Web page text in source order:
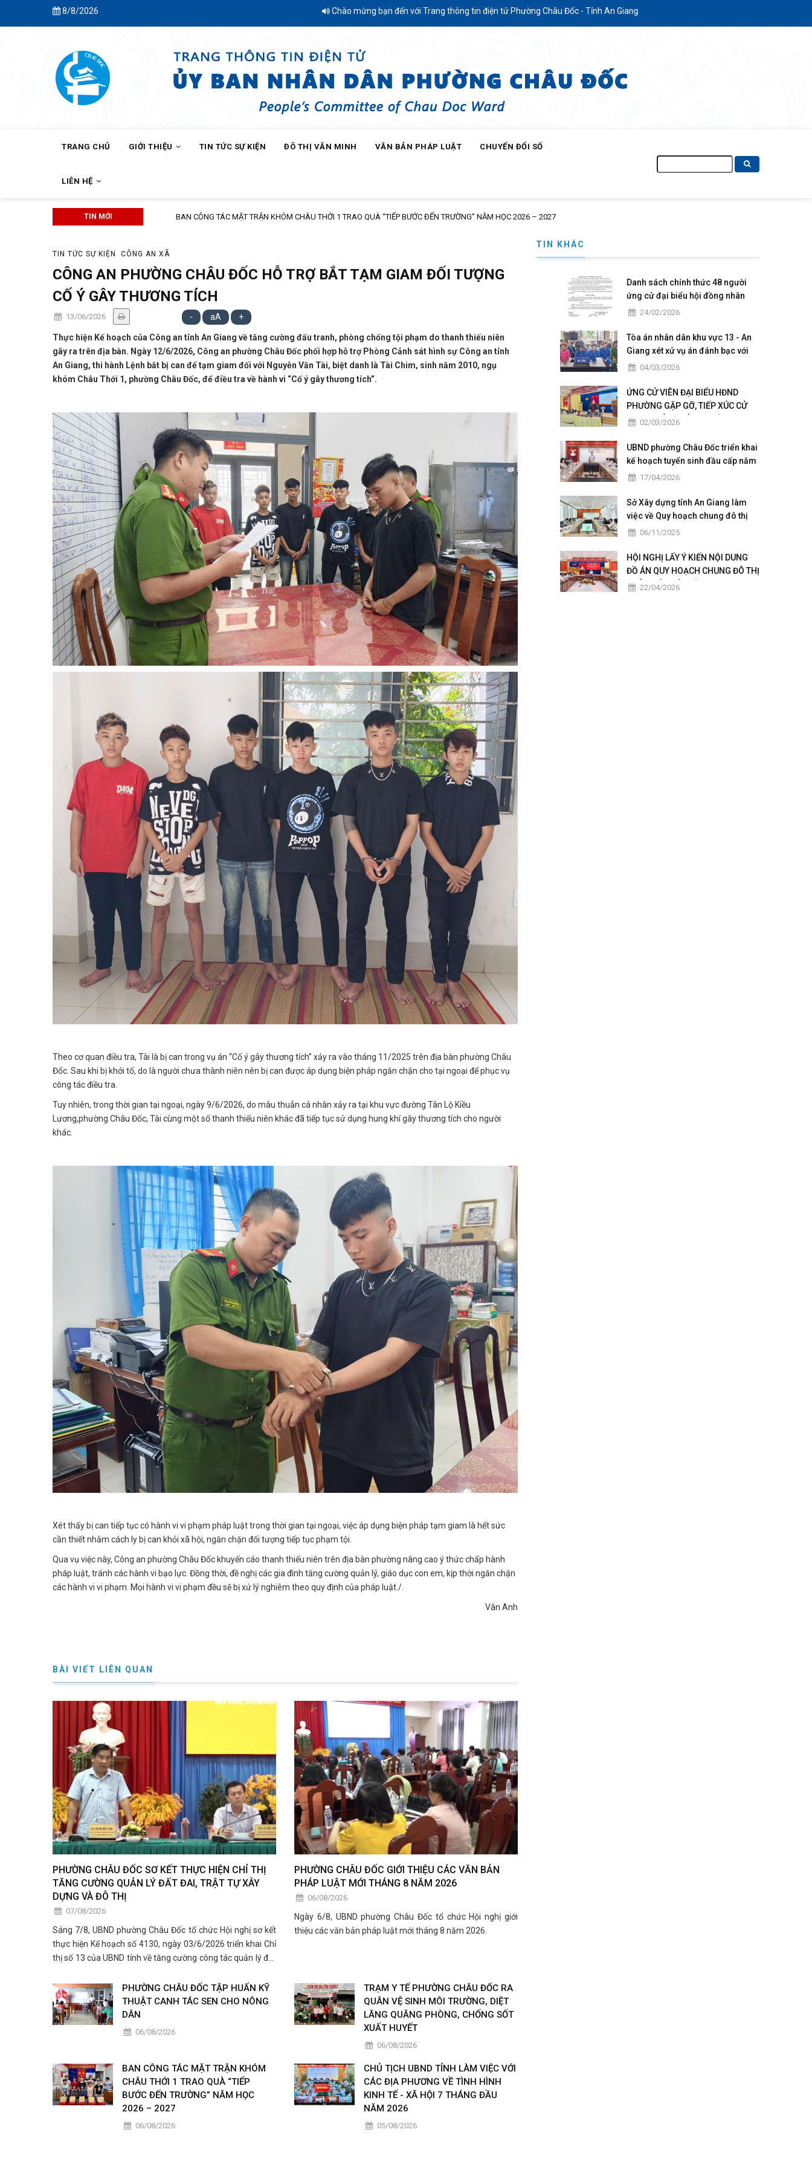
8/8/2026 Chào mừng bạn đến với Trang thông tin điện tử Phường Châu Đốc - Tỉnh An Giang
NAVIGATION
TRANG CHỦ GIỚI THIỆU TIN TỨC SỰ KIỆN ĐÔ THỊ VĂN MINH VĂN BẢN PHÁP LUẬT CHUYỂN ĐỔI SỐ
LIÊN HỆ
kiếm
TIN MỚI BAN CÔNG TÁC MẶT TRẬN KHÓM CHÂU THỚI 1 TRAO QUÀ “TIẾP BƯỚC ĐẾN TRƯỜNG” NĂM HỌC 2026 – 2027
TIN TỨC SỰ KIỆN CÔNG AN XÃ
CÔNG AN PHƯỜNG CHÂU ĐỐC HỖ TRỢ BẮT TẠM GIAM ĐỐI TƯỢNG
CỐ Ý GÂY THƯƠNG TÍCH
13/06/2026 - aA +
Thực hiện Kế hoạch của Công an tỉnh An Giang về tăng cường đấu tranh, phòng chống tội phạm do thanh thiếu niên
gây ra trên địa bàn. Ngày 12/6/2026, Công an phường Châu Đốc phối hợp hỗ trợ Phòng Cảnh sát hình sự Công an tỉnh
An Giang, thi hành Lệnh bắt bị can để tạm giam đối với Nguyễn Văn Tài, biệt danh là Tài Chim, sinh năm 2010, ngụ
khóm Châu Thới 1, phường Châu Đốc, để điều tra về hành vi “Cố ý gây thương tích”.
Theo cơ quan điều tra, Tài là bị can trong vụ án “Cố ý gây thương tích” xảy ra vào tháng 11/2025 trên địa bàn phường Châu
Đốc. Sau khi bị khởi tố, do là người chưa thành niên nên bị can được áp dụng biện pháp ngăn chặn cho tại ngoại để phục vụ
công tác điều tra.
Tuy nhiên, trong thời gian tại ngoại, ngày 9/6/2026, do mâu thuẫn cá nhân xảy ra tại khu vực đường Tân Lộ Kiều
Lương,phường Châu Đốc, Tài cùng một số thanh thiếu niên khác đã tiếp tục sử dụng hung khí gây thương tích cho người
khác.
Xét thấy bị can tiếp tục có hành vi vi phạm pháp luật trong thời gian tại ngoại, việc áp dụng biện pháp tạm giam là hết sức
cần thiết nhằm cách ly bị can khỏi xã hội, ngăn chặn đối tượng tiếp tục phạm tội.
Qua vụ việc này, Công an phường Châu Đốc khuyến cáo thanh thiếu niên trên địa bàn phường nâng cao ý thức chấp hành
pháp luật, tránh các hành vi bạo lực. Đồng thời, đề nghị các gia đình tăng cường quản lý, giáo dục con em, kịp thời ngăn chặn
các hành vi vi phạm. Mọi hành vi vi phạm đều sẽ bị xử lý nghiêm theo quy định của pháp luật./.
Vân Anh
BÀI VIẾT LIÊN QUAN
PHƯỜNG CHÂU ĐỐC SƠ KẾT THỰC HIỆN CHỈ THỊ
TĂNG CƯỜNG QUẢN LÝ ĐẤT ĐAI, TRẬT TỰ XÂY
DỰNG VÀ ĐÔ THỊ
07/08/2026
Sáng 7/8, UBND phường Châu Đốc tổ chức Hội nghị sơ kết
thực hiện Kế hoạch số 4130, ngày 03/6/2026 triển khai Chỉ
thị số 13 của UBND tỉnh về tăng cường công tác quản lý đất
PHƯỜNG CHÂU ĐỐC GIỚI THIỆU CÁC VĂN BẢN
PHÁP LUẬT MỚI THÁNG 8 NĂM 2026
06/08/2026
Ngày 6/8, UBND phường Châu Đốc tổ chức Hội nghị giới
thiệu các văn bản pháp luật mới tháng 8 năm 2026.
PHƯỜNG CHÂU ĐỐC TẬP HUẤN KỸ
THUẬT CANH TÁC SEN CHO NÔNG
DÂN
06/08/2026
TRẠM Y TẾ PHƯỜNG CHÂU ĐỐC RA
QUÂN VỆ SINH MÔI TRƯỜNG, DIỆT
LĂNG QUĂNG PHÒNG, CHỐNG SỐT
XUẤT HUYẾT
06/08/2026
BAN CÔNG TÁC MẶT TRẬN KHÓM
CHÂU THỚI 1 TRAO QUÀ “TIẾP
BƯỚC ĐẾN TRƯỜNG” NĂM HỌC
2026 – 2027
06/08/2026
CHỦ TỊCH UBND TỈNH LÀM VIỆC VỚI
CÁC ĐỊA PHƯƠNG VỀ TÌNH HÌNH
KINH TẾ - XÃ HỘI 7 THÁNG ĐẦU
NĂM 2026
05/08/2026
TIN KHÁC
Danh sách chính thức 48 người
ứng cử đại biểu hội đồng nhân
dân của phường Châu Đốc nhiệm
24/02/2026
Tòa án nhân dân khu vực 13 - An
Giang xét xử vụ án đánh bạc với
số tiền giao dịch hơn 4,9 tỷ đồng
04/03/2026
ỨNG CỬ VIÊN ĐẠI BIỂU HĐND
PHƯỜNG GẶP GỠ, TIẾP XÚC CỬ
TRI TẠI CÁC KHÓM THUỘC ĐƠN VỊ
02/03/2026
UBND phường Châu Đốc triển khai
kế hoạch tuyển sinh đầu cấp năm
học 2026 – 2027
17/04/2026
Sở Xây dựng tỉnh An Giang làm
việc về Quy hoạch chung đô thị
Châu Đốc – Vĩnh Tế giai đoạn
06/11/2025
HỘI NGHỊ LẤY Ý KIẾN NỘI DUNG
ĐỒ ÁN QUY HOẠCH CHUNG ĐÔ THỊ
CHÂU ĐỐC ĐẾN NĂM 2050
22/04/2026